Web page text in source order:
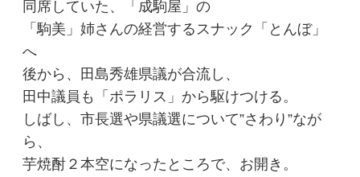
同席していた、「成駒屋」の
「駒美」姉さんの経営するスナック「とんぼ」
へ
後から、田島秀雄県議が合流し、
田中議員も「ポラリス」から駆けつける。
しばし、市長選や県議選について”さわり”なが
ら、
芋焼酎２本空になったところで、お開き。